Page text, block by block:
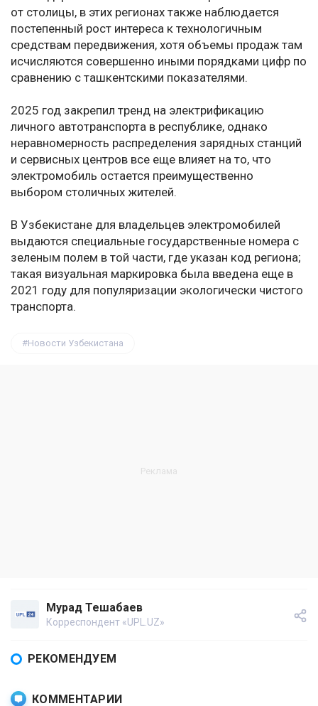
от столицы, в этих регионах также наблюдается
постепенный рост интереса к технологичным
средствам передвижения, хотя объемы продаж там
исчисляются совершенно иными порядками цифр по
сравнению с ташкентскими показателями.
2025 год закрепил тренд на электрификацию
личного автотранспорта в республике, однако
неравномерность распределения зарядных станций
и сервисных центров все еще влияет на то, что
электромобиль остается преимущественно
выбором столичных жителей.
В Узбекистане для владельцев электромобилей
выдаются специальные государственные номера с
зеленым полем в той части, где указан код региона;
такая визуальная маркировка была введена еще в
2021 году для популяризации экологически чистого
транспорта.
Новости Узбекистана
Мурад Тешабаев
Корреспондент «UPL.UZ»
РЕКОМЕНДУЕМ
КОММЕНТАРИИ